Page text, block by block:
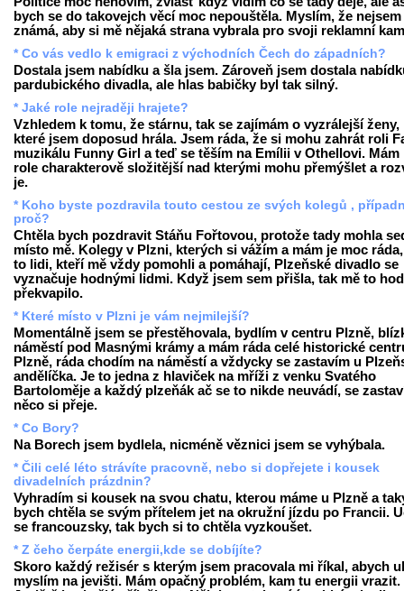
bych se do takovejch věcí moc nepouštěla. Myslím, že nejsem
známá, aby si mě nějaká strana vybrala pro svoji reklamní
* Co vás vedlo k emigraci z východních Čech do západních?
Dostala jsem nabídku a šla jsem. Zároveň jsem dostala
pardubického divadla, ale hlas babičky byl tak silný.
* Jaké role nejraději hrajete?
Vzhledem k tomu, že stárnu, tak se zajímám o vyzrálejší ženy,
které jsem doposud hrála. Jsem ráda, že si mohu zahrát roli
muzikálu Funny Girl a teď se těším na Emílii v Othellovi. Mám
role charakterově složitější nad kterými mohu přemýšlet a
je.
* Koho byste pozdravila touto cestou ze svých kolegů ,
proč?
Chtěla bych pozdravit Stáňu Fořtovou, protože tady mohla
místo mě. Kolegy v Plzni, kterých si vážím a mám je moc
to lidi, kteří mě vždy pomohli a pomáhají, Plzeňské divadlo se
vyznačuje hodnými lidmi. Když jsem sem přišla, tak mě to
překvapilo.
* Které místo v Plzni je vám nejmilejší?
Momentálně jsem se přestěhovala, bydlím v centru Plzně,
náměstí pod Masnými krámy a mám ráda celé historické
Plzně, ráda chodím na náměstí a vždycky se zastavím u
andělíčka. Je to jedna z hlaviček na mříži z venku Svatého
Bartoloměje a každý plzeňák ač se to nikde neuvádí, se
něco si přeje.
* Co Bory?
Na Borech jsem bydlela, nicméně věznici jsem se vyhýbala.
* Čili celé léto strávíte pracovně, nebo si dopřejete i kousek
divadelních prázdnin?
Vyhradím si kousek na svou chatu, kterou máme u Plzně a
bych chtěla se svým přítelem jet na okružní jízdu po Francii.
se francouzsky, tak bych si to chtěla vyzkoušet.
* Z čeho čerpáte energii,kde se dobíjíte?
Skoro každý režisér s kterým jsem pracovala mi říkal, abych
myslím na jevišti. Mám opačný problém, kam tu energii vrazit.